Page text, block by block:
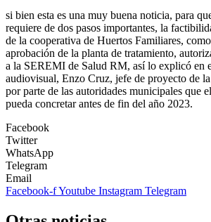
si bien esta es una muy buena noticia, para
requiere de dos pasos importantes, la
de la cooperativa de Huertos Familiares,
aprobación de la planta de tratamiento,
a la SEREMI de Salud RM, así lo explicó en
audiovisual, Enzo Cruz, jefe de proyecto de
por parte de las autoridades municipales que
pueda concretar antes de fin del año 2023.
Facebook
Twitter
WhatsApp
Telegram
Email
Facebook-fYoutube Instagram Telegram